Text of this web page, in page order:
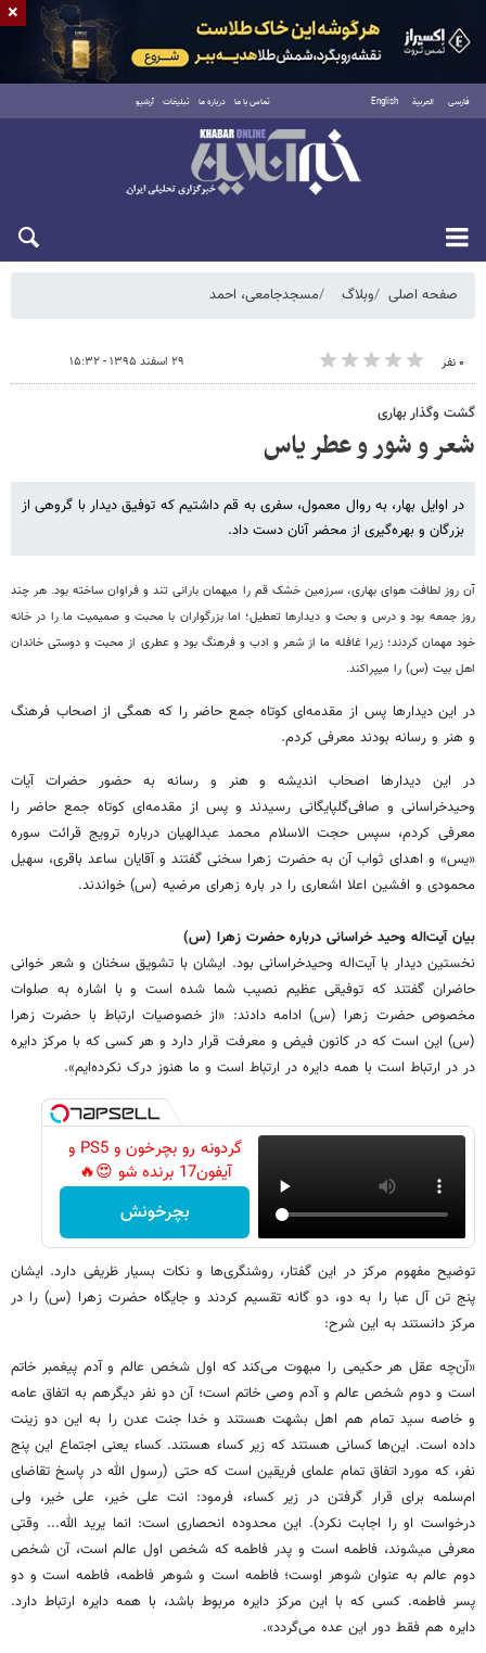
فارسی العربية English تماس با ما درباره ما تبلیغات آرشیو
شنبه ۱۷ مرداد ۱۴۰۵
صفحه اصلی وبلاگ مسجدجامعی، احمد
۰ نفر ۲۹ اسفند ۱۳۹۵ - ۱۵:۳۲
گشت وگذار بهاری
شعر و شور و عطر یاس
در اوایل بهار، به روال معمول، سفری به قم داشتیم که توفیق دیدار با گروهی از
بزرگان و بهره‌گیری از محضر ‏آنان دست داد.‏
آن روز لطافت هوای بهاری، سرزمین خشک قم را میهمان بارانی تند و فراوان ساخته بود. هر چند
روز ‏جمعه بود و درس و بحث و دیدارها تعطیل؛ اما بزرگواران با محبت و صمیمیت ما را در خانه
خود مهمان ‏کردند؛ زیرا غافله ما از شعر و ادب و فرهنگ بود و عطری از محبت و دوستی خاندان
اهل بیت (س) را می‏پراکند.‏
در این دیدارها پس از مقدمه‌ای کوتاه جمع حاضر را که همگی از اصحاب فرهنگ
و هنر و رسانه بودند ‏معرفی کردم.‏
در این دیدارها اصحاب اندیشه و هنر و رسانه به حضور حضرات آیات
وحیدخراسانی و صافی‌گلپایگانی ‏رسیدند و پس از مقدمه‌ای کوتاه جمع حاضر را
معرفی کردم، سپس حجت الاسلام محمد عبدالهیان درباره ‏ترویج قرائت سوره
«یس» و اهدای ثواب آن به حضرت زهرا سخنی گفتند و آقایان ساعد باقری، سهیل
‏محمودی و افشین اعلا اشعاری را در باره زهرای مرضیه (س) خواندند.‏
بیان آیت‌اله وحید خراسانی درباره حضرت زهرا (س)‏
نخستین دیدار با آیت‌اله وحیدخراسانی بود. ایشان با تشویق سخنان و شعر خوانی
حاضران گفتند که توفیقی ‏عظیم نصیب شما شده است و با اشاره به صلوات
مخصوص حضرت زهرا (س) ادامه دادند: «از خصوصیات ‏ارتباط با حضرت زهرا
(س) این است که در کانون فیض و معرفت قرار دارد و هر کسی که با مرکز دایره
در در ‏ارتباط است با همه دایره در ارتباط است و ما هنوز درک نکرده‌ایم».‏
گردونه رو بچرخون و PS5 و
آیفون17 برنده شو 😍🔥
بچرخونش
توضیح مفهوم مرکز در این گفتار، روشنگری‌ها و نکات بسیار ظریفی دارد. ایشان
پنج تن آل عبا را به دو، ‏دو گانه تقسیم کردند و جایگاه حضرت زهرا (س) را در
مرکز دانستند به این شرح:‏
‏«آن‌چه عقل هر حکیمی را مبهوت می‌کند که اول شخص عالم و آدم پیغمبر خاتم
است و دوم شخص ‏عالم و آدم وصی خاتم است؛ آن دو نفر دیگرهم به اتفاق عامه
و خاصه سید تمام هم اهل بشهت هستند و ‏خدا جنت عدن را به این دو زینت
داده است. این‌ها کسانی هستند که زیر کساء هستند. کساء یعنی اجتماع ‏این پنج
نفر، که مورد اتفاق تمام علمای فریقین است که حتی (رسول الله در پاسخ تقاضای
ام‌سلمه برای قرار ‏گرفتن در زیر کساء، فرمود: انت علی خیر، علی خیر، ولی
درخواست او را اجابت نکرد). این محدوده انحصاری ‏است: انما یرید الله... وقتی
معرفی میشوند، فاطمه است و پدر فاطمه که شخص اول عالم است، آن شخص
‏دوم عالم به عنوان شوهر اوست؛ فاطمه است و شوهر فاطمه، فاطمه است و دو
پسر فاطمه. کسی که با این ‏مرکز دایره مربوط باشد، با همه دایره ارتباط دارد.
دایره هم فقط دور این عده می‌گردد».‏
×